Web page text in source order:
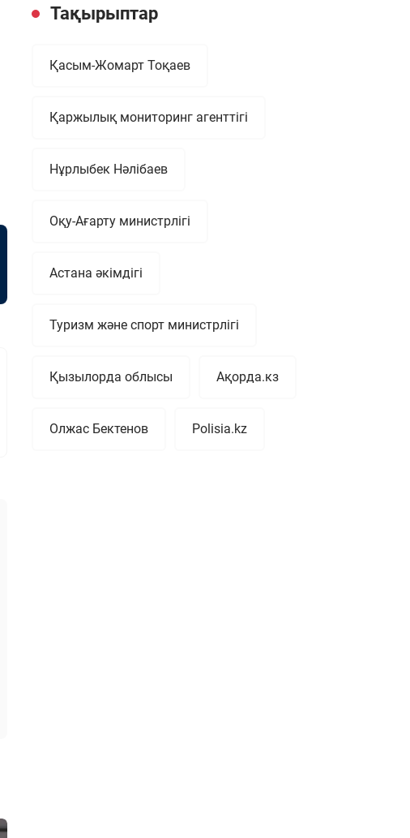
Тақырыптар
Қасым-Жомарт Тоқаев
Қаржылық мониторинг агенттігі
Нұрлыбек Нәлібаев
Оқу-Ағарту министрлігі
Астана әкімдігі
Туризм және спорт министрлігі
Қызылорда облысы Ақорда.кз
Олжас Бектенов Polisia.kz